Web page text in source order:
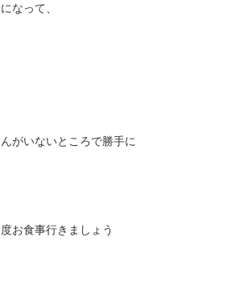
なって、
がいないところで勝手に
お食事行きましょう